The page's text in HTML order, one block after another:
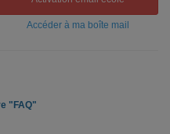
Accéder à ma boîte mail
"FAQ"